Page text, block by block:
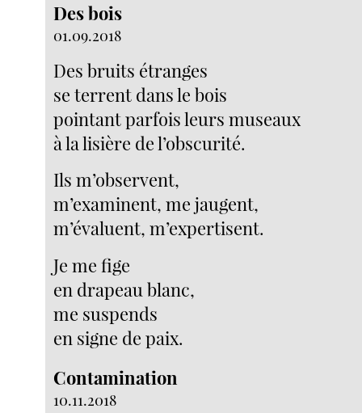
Des bois
01.09.2018
Des bruits étranges
se terrent dans le bois
pointant parfois leurs museaux
à la lisière de l’obscurité.
Ils m’observent,
m’examinent, me jaugent,
m’évaluent, m’expertisent.
Je me fige
en drapeau blanc,
me suspends
en signe de paix.
Contamination
10.11.2018